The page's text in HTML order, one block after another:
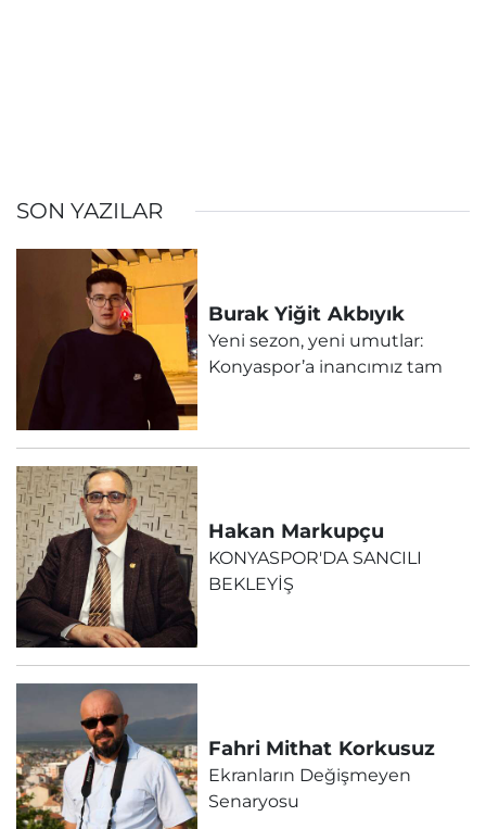
SON YAZILAR
Burak Yiğit Akbıyık
Yeni sezon, yeni umutlar:
Konyaspor’a inancımız tam
Hakan Markupçu
KONYASPOR'DA SANCILI
BEKLEYİŞ
Fahri Mithat Korkusuz
Ekranların Değişmeyen
Senaryosu